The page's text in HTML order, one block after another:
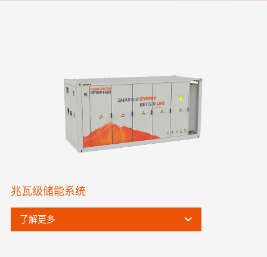
兆瓦级储能系统
了解更多